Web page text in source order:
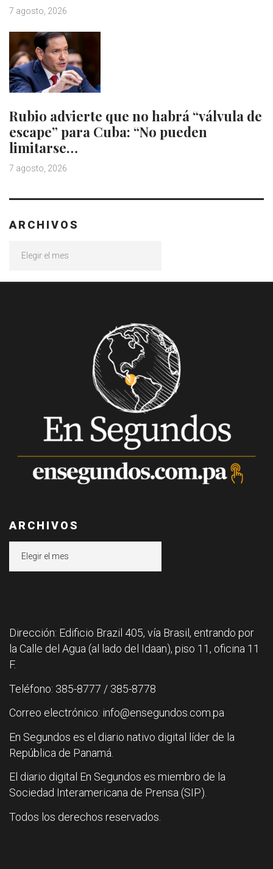
7 agosto, 2026
Rubio advierte que no habrá “válvula de
escape” para Cuba: “No pueden
limitarse…
7 agosto, 2026
ARCHIVOS
ARCHIVOS
Dirección: Edificio Brazil 405, vía Brasil, entrando por
la Calle del Agua (al lado del Idaan), piso 11, oficina 11
F.
Teléfono: 385-8777 / 385-8778
Correo electrónico: info@ensegundos.com.pa
En Segundos es el diario nativo digital líder de la
República de Panamá.
El diario digital En Segundos es miembro de la
Sociedad Interamericana de Prensa (SIP).
Todos los derechos reservados.